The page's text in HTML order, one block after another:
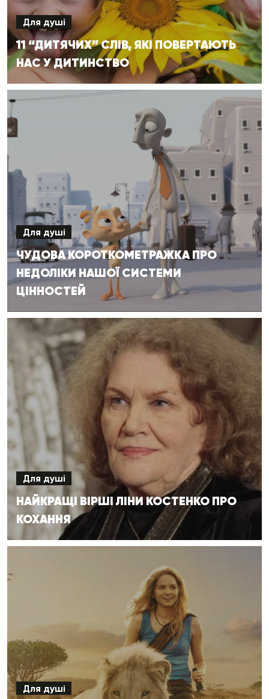
Для душі
11 “ДИТЯЧИХ” СЛІВ, ЯКІ ПОВЕРТАЮТЬ
НАС У ДИТИНСТВО
Для душі
ЧУДОВА КОРОТКОМЕТРАЖКА ПРО
НЕДОЛІКИ НАШОЇ СИСТЕМИ
ЦІННОСТЕЙ
Для душі
НАЙКРАЩІ ВІРШІ ЛІНИ КОСТЕНКО ПРО
КОХАННЯ
Для душі